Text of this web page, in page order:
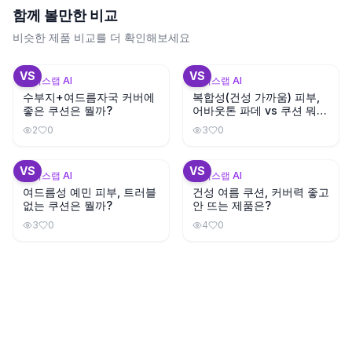
함께 볼만한 비교
비슷한 제품 비교를 더 확인해보세요
VS
뷰틱스랩 AI
수부지+여드름자국 커버에
좋은 쿠션은 뭘까?
2 0
VS
뷰틱스랩 AI
복합성(건성 가까움) 피부,
어바웃톤 파데 vs 쿠션 뭐가
나을까?
3 0
VS
뷰틱스랩 AI
여드름성 예민 피부, 트러블
없는 쿠션은 뭘까?
3 0
VS
뷰틱스랩 AI
건성 여름 쿠션, 커버력 좋고
안 뜨는 제품은?
4 0